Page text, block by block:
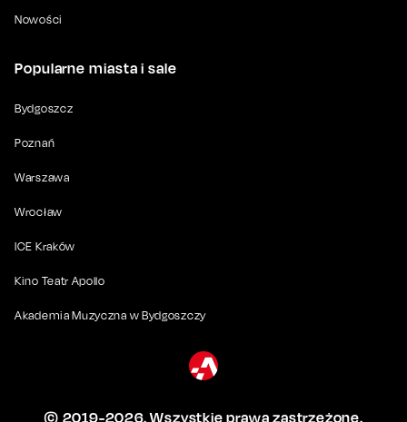
Nowości
Popularne miasta i sale
Bydgoszcz
Poznań
Warszawa
Wrocław
ICE Kraków
Kino Teatr Apollo
Akademia Muzyczna w Bydgoszczy
© 2019-2026. Wszystkie prawa zastrzeżone.